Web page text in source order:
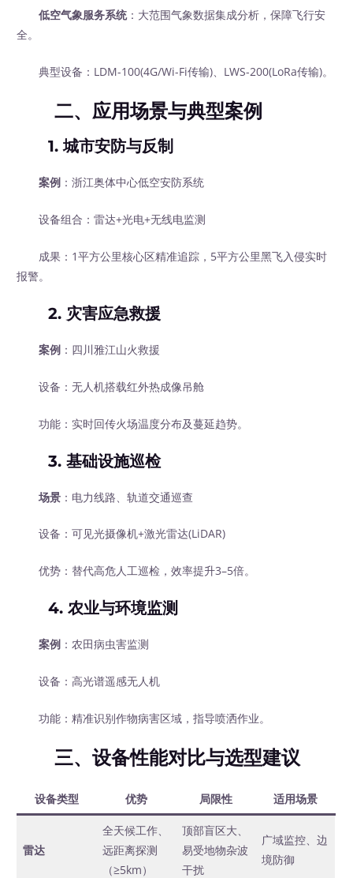
低空气象服务系统：大范围气象数据集成分析，保障飞行安
全。
典型设备：LDM-100(4G/Wi-Fi传输)、LWS-200(LoRa传输)。
二、应用场景与典型案例
1. 城市安防与反制
案例 ：浙江奥体中心低空安防系统
设备组合：雷达+光电+无线电监测
成果：1平方公里核心区精准追踪，5平方公里黑飞入侵实时
报警。
2. 灾害应急救援
案例 ：四川雅江山火救援
设备：无人机搭载红外热成像吊舱
功能：实时回传火场温度分布及蔓延趋势。
3. 基础设施巡检
场景 ：电力线路、轨道交通巡查
设备：可见光摄像机+激光雷达(LiDAR)
优势：替代高危人工巡检，效率提升3–5倍。
4. 农业与环境监测
案例 ：农田病虫害监测
设备：高光谱遥感无人机
功能：精准识别作物病害区域，指导喷洒作业。
三、设备性能对比与选型建议
设备类型 优势 局限性 适用场景
雷达
全天候工作、
远距离探测
（≥5km）
顶部盲区大、
易受地物杂波
干扰
广域监控、边
境防御